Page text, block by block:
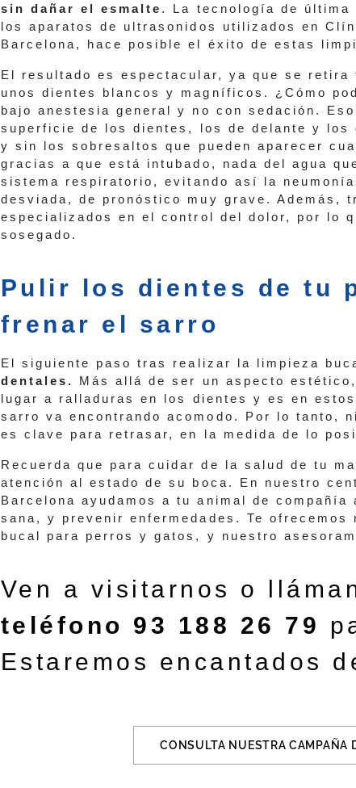
sin dañar el esmalte . La tecnología de última
los aparatos de ultrasonidos utilizados en
Barcelona, hace posible el éxito de estas
El resultado es espectacular, ya que se
unos dientes blancos y magníficos. ¿Cómo
bajo anestesia general y no con sedación.
superficie de los dientes, los de delante y los
y sin los sobresaltos que pueden aparecer
gracias a que está intubado, nada del agua
sistema respiratorio, evitando así la
desviada, de pronóstico muy grave. Además,
especializados en el control del dolor, por lo
sosegado.
Pulir los dientes de tu
frenar el sarro
El siguiente paso tras realizar la limpieza
dentales. Más allá de ser un aspecto
lugar a ralladuras en los dientes y es en
sarro va encontrando acomodo. Por lo tanto,
es clave para retrasar, en la medida de lo
Recuerda que para cuidar de la salud de tu
atención al estado de su boca. En nuestro
Barcelona ayudamos a tu animal de
sana, y prevenir enfermedades. Te
bucal para perros y gatos, y nuestro
Ven a visitarnos o
teléfono 93 188 26 79
Estaremos encantados
CONSULTA NUESTRA CAMPAÑA